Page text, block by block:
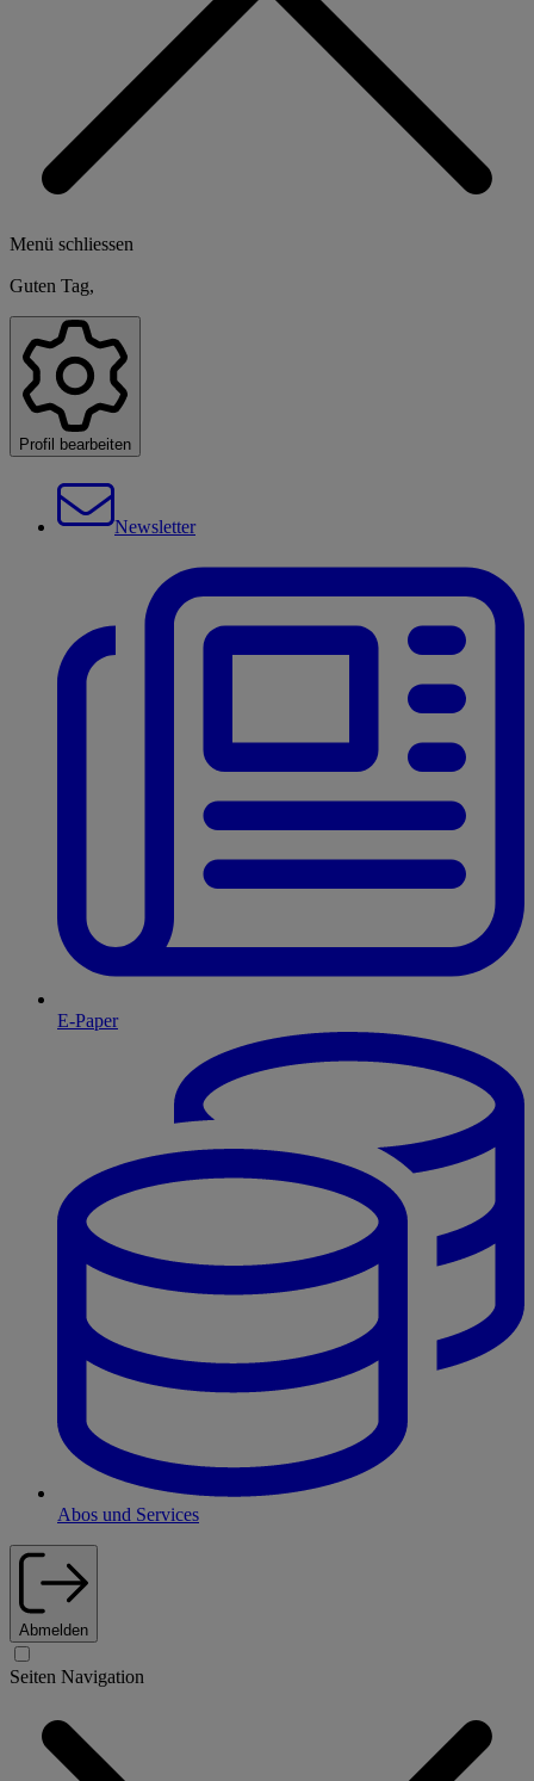
Menü schliessen
Guten Tag,
Profil bearbeiten
Newsletter
E-Paper
Abos und Services
Abmelden
Seiten Navigation